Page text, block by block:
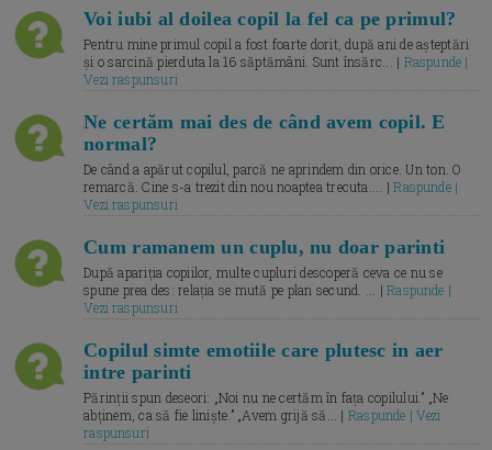
Voi iubi al doilea copil la fel ca pe primul?
Pentru mine primul copil a fost foarte dorit, după ani de așteptări
și o sarcină pierduta la 16 săptămâni. Sunt însărc... | Raspunde |
Vezi raspunsuri
Ne certăm mai des de când avem copil. E
normal?
De când a apărut copilul, parcă ne aprindem din orice. Un ton. O
remarcă. Cine s-a trezit din nou noaptea trecuta.... |Raspunde |
Vezi raspunsuri
Cum ramanem un cuplu, nu doar parinti
După apariția copiilor, multe cupluri descoperă ceva ce nu se
spune prea des: relația se mută pe plan secund. ... |Raspunde |
Vezi raspunsuri
Copilul simte emotiile care plutesc in aer
intre parinti
Părinții spun deseori: „Noi nu ne certăm în fața copilului.” „Ne
abținem, ca să fie liniște.” „Avem grijă să... | Raspunde | Vezi
raspunsuri